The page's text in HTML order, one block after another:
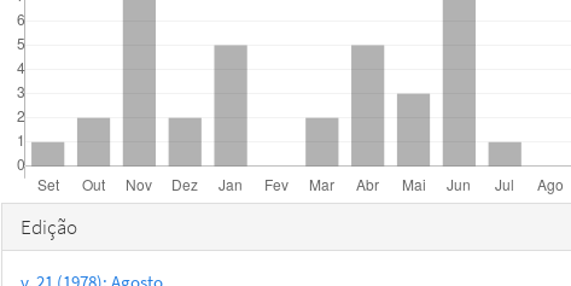
Detalhes
do
Edição
v. 21 (1978): Agosto